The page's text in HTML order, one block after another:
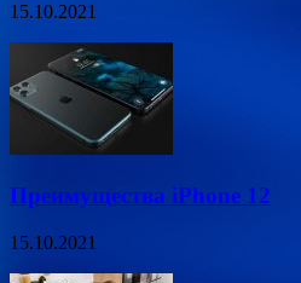
15.10.2021
Преимущества iPhone 12
15.10.2021